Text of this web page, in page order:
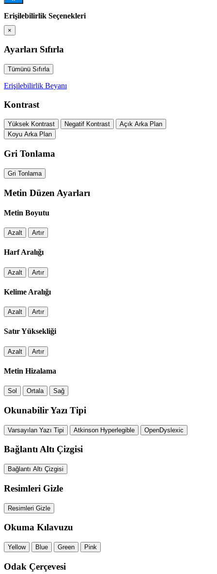
Erişilebilirlik Seçenekleri
×
Ayarları Sıfırla
Tümünü Sıfırla
Erişilebilirlik Beyanı
Kontrast
Yüksek Kontrast Negatif Kontrast
Açık Arka Plan
Koyu Arka Plan
Gri Tonlama
Gri Tonlama
Metin Düzen Ayarları
Metin Boyutu
Azalt Artır
Harf Aralığı
Azalt Artır
Kelime Aralığı
Azalt Artır
Satır Yüksekliği
Azalt Artır
Metin Hizalama
Sol Ortala Sağ
Okunabilir Yazı Tipi
Varsayılan Yazı Tipi Atkinson Hyperlegible OpenDyslexic
Bağlantı Altı Çizgisi
Bağlantı Altı Çizgisi
Resimleri Gizle
Resimleri Gizle
Okuma Kılavuzu
Yellow Blue Green Pink
Odak Çerçevesi